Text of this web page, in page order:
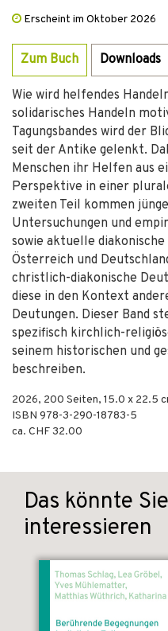
Erscheint im Oktober 2026
Zum Buch Downloads
Wie wird helfendes
solidarisches Handeln
Tagungsbandes wird der
seit der Antike gelenkt.
Menschen ihr Helfen aus
Perspektive in einer
zweiten Teil kommen
Untersuchungen und
sowie aktuelle
Österreich und
christlich-diakonische
diese in den Kontext
Deutungen. Dieser Band
spezifisch kirchlich-
seinem historischen und
beschreiben.
2026, 200 Seiten, 15.0 x 22.5
ISBN 978-3-290-18783-5
ca. CHF 32.00
Das könnte
interessieren